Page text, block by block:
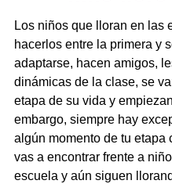
Los niños que lloran en las
hacerlos entre la primera y
adaptarse, hacen amigos,
dinámicas de la clase, se
etapa de su vida y
embargo, siempre hay
algún momento de tu etapa
vas a encontrar frente a
escuela y aún siguen